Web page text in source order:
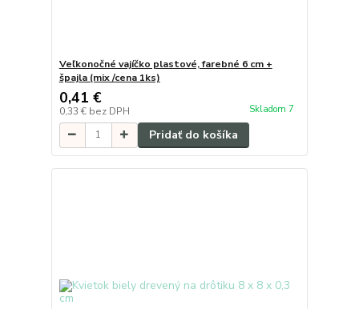
Veľkonočné vajíčko plastové, farebné 6 cm +
špajla (mix /cena 1ks)
0,41 €
0,33 € bez DPH Skladom 7
Pridať do košíka